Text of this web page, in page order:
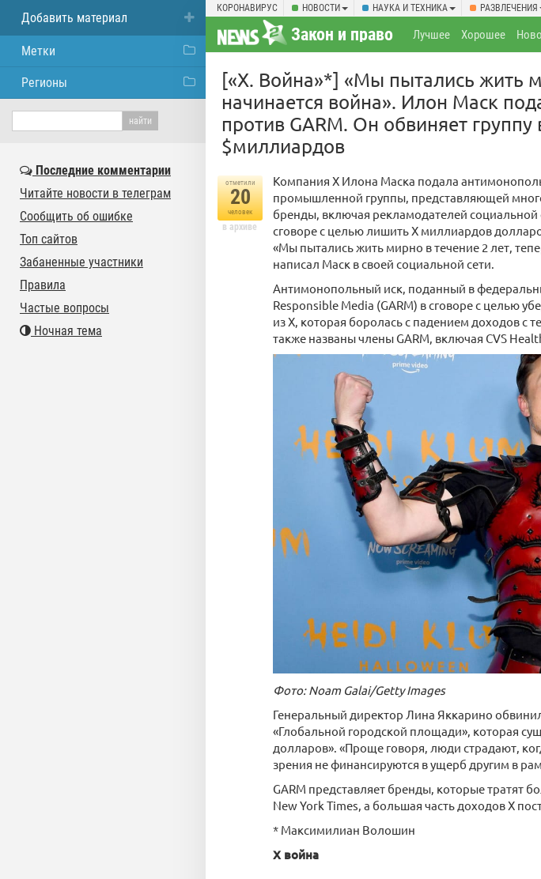
КОРОНАВИРУС НОВОСТИ НАУКА И ТЕХНИКА РАЗВЛЕЧЕНИЯ
Закон и право Лучшее Хорошее
[«X. Война»*] «Мы пытались жить
начинается война». Илон Маск
против GARM. Он обвиняет
$миллиардов
отметили
20
человек
в архиве
Компания X Илона Маска подала
промышленной группы, представляющей
бренды, включая рекламодателей социальной
сговоре с целью лишить X миллиардов
«Мы пытались жить мирно в течение 2 лет,
написал Маск в своей социальной сети.
Антимонопольный иск, поданный в
Responsible Media (GARM) в сговоре с целью
из X, которая боролась с падением доходов с
также названы члены GARM, включая CVS
Фото: Noam Galai/Getty Images
Генеральный директор Лина Яккарино
«Глобальной городской площади», которая
долларов». «Проще говоря, люди страдают,
зрения не финансируются в ущерб другим в
GARM представляет бренды, которые тратят
New York Times, а большая часть доходов X
* Максимилиан Волошин
X война
Добавить материал
Метки
Регионы
Последние комментарии
Читайте новости в телеграм
Сообщить об ошибке
Топ сайтов
Забаненные участники
Правила
Частые вопросы
Ночная тема